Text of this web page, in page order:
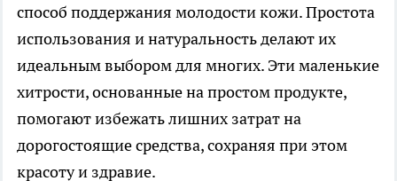
способ поддержания молодости кожи. Простота
использования и натуральность делают их
идеальным выбором для многих. Эти маленькие
хитрости, основанные на простом продукте,
помогают избежать лишних затрат на
дорогостоящие средства, сохраняя при этом
красоту и здравие.